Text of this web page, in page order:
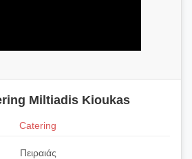
Miltiadis Kioukas
Catering
Πειραιάς